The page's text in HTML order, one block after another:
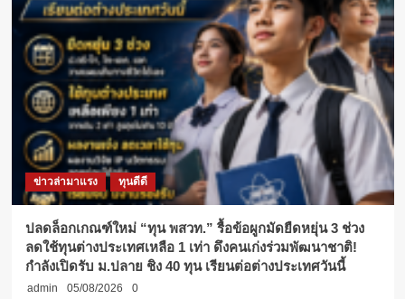
ข่าวล่ามาแรง ทุนดีดี
ปลดล็อกเกณฑ์ใหม่ “ทุน พสวท.” รื้อข้อผูกมัดยืดหยุ่น 3 ช่วง
ลดใช้ทุนต่างประเทศเหลือ 1 เท่า ดึงคนเก่งร่วมพัฒนาชาติ!
กำลังเปิดรับ ม.ปลาย ชิง 40 ทุน เรียนต่อต่างประเทศวันนี้
admin 05/08/2026 0